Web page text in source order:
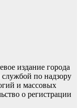
издание города
по надзору
и массовых
о регистрации